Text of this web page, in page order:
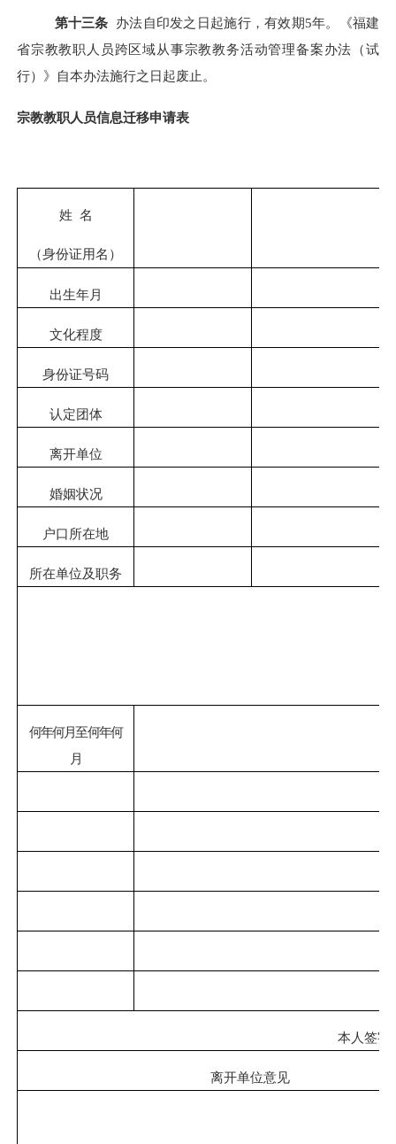
第十三条 办法自印发之日起施行，有效期5年。《福建
省宗教教职人员跨区域从事宗教教务活动管理备案办法 （试
行）》自本办法施行之日起废止。
宗教教职人员信息迁移申请表
姓 名
（身份证用名）
出生年月
文化程度
身份证号码
认定团体
离开单位
婚姻状况
户口所在地
所在单位及职务
何年何月至何年何
月
本人签字
离开单位意见